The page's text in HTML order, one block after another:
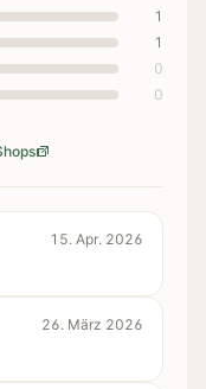
1
1
0
0
15. Apr. 2026
26. März 2026